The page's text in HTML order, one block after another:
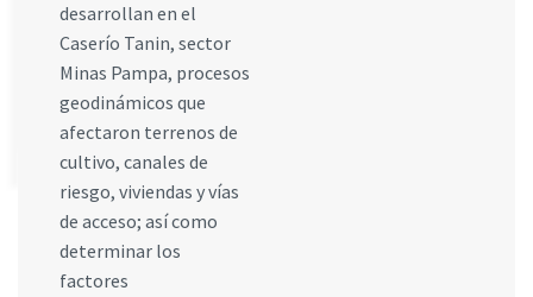
desarrollan en el
Caserío Tanin, sector
Minas Pampa, procesos
geodinámicos que
afectaron terrenos de
cultivo, canales de
riesgo, viviendas y vías
de acceso; así como
determinar los
factores